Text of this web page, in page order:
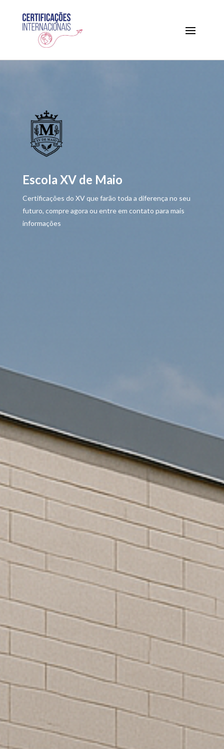
Escola XV de Maio
Certificações do XV que farão toda a diferença no seu
futuro, compre agora ou entre em contato para mais
informações